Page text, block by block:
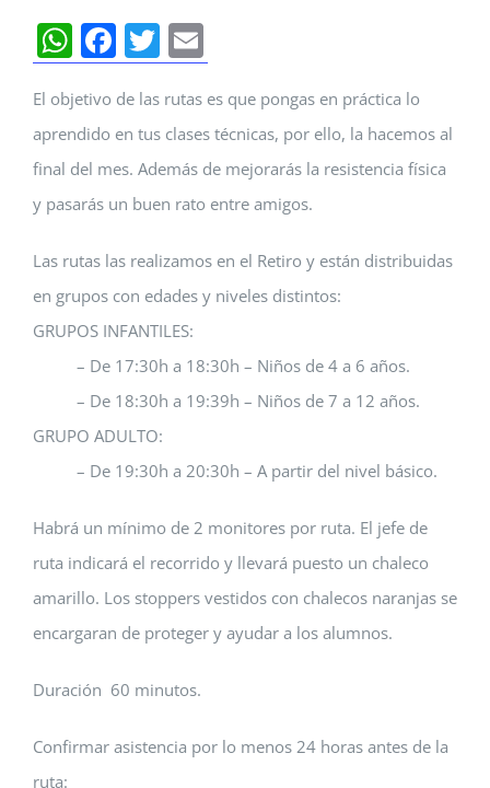
WhatsApp
Facebook
Twitter
El objetivo de las rutas es que pongas en práctica lo
aprendido en tus clases técnicas, por ello, la hacemos al
final del mes. Además de mejorarás la resistencia física
y pasarás un buen rato entre amigos.
Las rutas las realizamos en el Retiro y están distribuidas
en grupos con edades y niveles distintos:
GRUPOS INFANTILES:
– De 17:30h a 18:30h – Niños de 4 a 6 años.
– De 18:30h a 19:39h – Niños de 7 a 12 años.
GRUPO ADULTO:
– De 19:30h a 20:30h – A partir del nivel básico.
Habrá un mínimo de 2 monitores por ruta. El jefe de
ruta indicará el recorrido y llevará puesto un chaleco
amarillo. Los stoppers vestidos con chalecos naranjas se
encargaran de proteger y ayudar a los alumnos.
Duración 60 minutos.
Confirmar asistencia por lo menos 24 horas antes de la
ruta: